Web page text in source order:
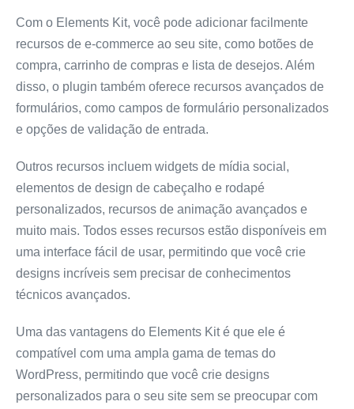
Com o Elements Kit, você pode adicionar facilmente
recursos de e-commerce ao seu site, como botões de
compra, carrinho de compras e lista de desejos. Além
disso, o plugin também oferece recursos avançados de
formulários, como campos de formulário personalizados
e opções de validação de entrada.
Outros recursos incluem widgets de mídia social,
elementos de design de cabeçalho e rodapé
personalizados, recursos de animação avançados e
muito mais. Todos esses recursos estão disponíveis em
uma interface fácil de usar, permitindo que você crie
designs incríveis sem precisar de conhecimentos
técnicos avançados.
Uma das vantagens do Elements Kit é que ele é
compatível com uma ampla gama de temas do
WordPress, permitindo que você crie designs
personalizados para o seu site sem se preocupar com